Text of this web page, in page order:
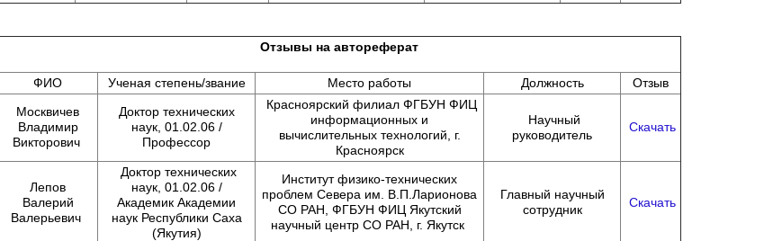
Отзывы на автореферат
ФИО Ученая степень/звание Место работы Должность
Отзыв
Москвичев
Владимир
Викторович
Доктор технических
наук, 01.02.06 /
Профессор
Красноярский филиал ФГБУН ФИЦ
информационных и
вычислительных технологий, г.
Красноярск
Научный
руководитель
Скачать
Лепов
Валерий
Валерьевич
Доктор технических
наук, 01.02.06 /
Академик Академии
наук Республики Саха
(Якутия)
Институт физико-технических
проблем Севера им. В.П.Ларионова
СО РАН, ФГБУН ФИЦ Якутский
научный центр СО РАН, г. Якутск
Главный научный
сотрудник
Скачать